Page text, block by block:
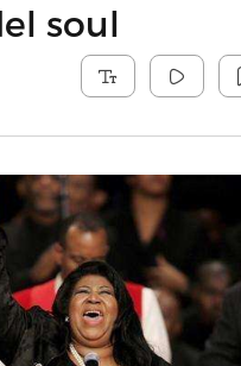
soul